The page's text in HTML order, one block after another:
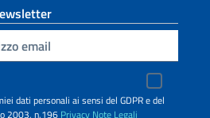
dati personali ai sensi del GDPR e del
2003, n.196 Privacy Note Legali